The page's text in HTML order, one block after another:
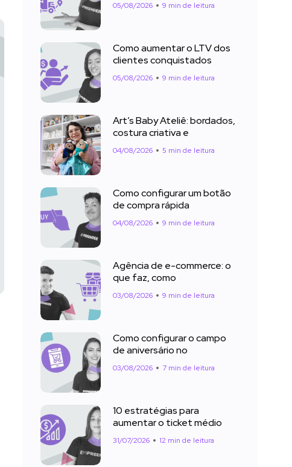
05/08/2026 9 min de leitura
Como aumentar o LTV dos
clientes conquistados
05/08/2026 9 min de leitura
Art’s Baby Ateliê: bordados,
costura criativa e
04/08/2026 5 min de leitura
Como configurar um botão
de compra rápida
04/08/2026 9 min de leitura
Agência de e-commerce: o
que faz, como
03/08/2026 9 min de leitura
Como configurar o campo
de aniversário no
03/08/2026 7 min de leitura
10 estratégias para
aumentar o ticket médio
31/07/2026 12 min de leitura